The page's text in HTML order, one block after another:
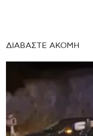
ΔΙΑΒΑΣΤΕ ΑΚΟΜΗ